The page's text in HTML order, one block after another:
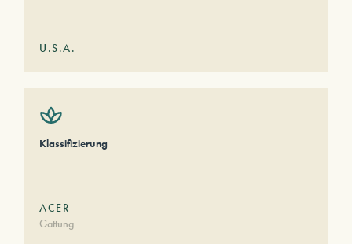
U.S.A.
Klassifizierung
ACER
Gattung